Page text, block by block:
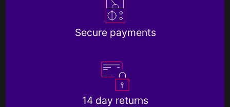
Secure payments
14 day returns